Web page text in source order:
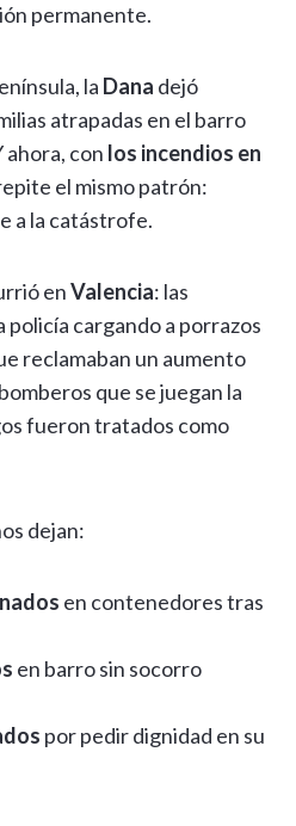
permanente.
la Dana dejó
atrapadas en el barro
ahora, con los incendios en
el mismo patrón:
a la catástrofe.
enValencia: las
policía cargando a porrazos
reclamaban un aumento
que se juegan la
fueron tratados como
dejan:
en contenedores tras
en barro sin socorro
por pedir dignidad en su